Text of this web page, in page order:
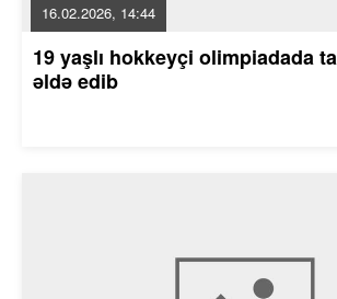
16.02.2026, 14:44
19 yaşlı hokkeyçi olimpiadada
əldə edib